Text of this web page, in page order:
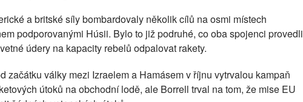
a britské síly bombardovaly několik cílů na osmi místech
podporovanými Húsii. Bylo to již podruhé, co oba spojenci provedli
údery na kapacity rebelů odpalovat rakety.
začátku války mezi Izraelem a Hamásem v říjnu vytrvalou kampaň
útoků na obchodní lodě, ale Borrell trval na tom, že mise EU